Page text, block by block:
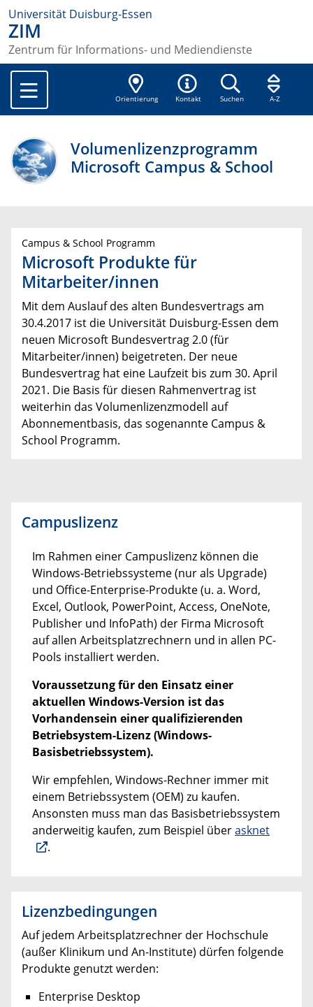
Universität Duisburg-Essen
ZIM
Zentrum für Informations- und Mediendienste
Orientierung Kontakt Suchen A-Z
Volumenlizenzprogramm
Microsoft Campus & School
Campus & School Programm
Microsoft Produkte für
Mitarbeiter/innen
Mit dem Auslauf des alten Bundesvertrags am
30.4.2017 ist die Universität Duisburg-Essen dem
neuen Microsoft Bundesvertrag 2.0 (für
Mitarbeiter/innen) beigetreten. Der neue
Bundesvertrag hat eine Laufzeit bis zum 30. April
2021. Die Basis für diesen Rahmenvertrag ist
weiterhin das Volumenlizenzmodell auf
Abonnementbasis, das sogenannte Campus &
School Programm.
Campuslizenz
Im Rahmen einer Campuslizenz können die
Windows-Betriebssysteme (nur als Upgrade)
und Office-Enterprise-Produkte (u. a. Word,
Excel, Outlook, PowerPoint, Access, OneNote,
Publisher und InfoPath) der Firma Microsoft
auf allen Arbeitsplatzrechnern und in allen PC-
Pools installiert werden.
Voraussetzung für den Einsatz einer
aktuellen Windows-Version ist das
Vorhandensein einer qualifizierenden
Betriebsystem-Lizenz (Windows-
Basisbetriebssystem).
Wir empfehlen, Windows-Rechner immer mit
einem Betriebssystem (OEM) zu kaufen.
Ansonsten muss man das Basisbetriebssystem
anderweitig kaufen, zum Beispiel überasknet
.
Lizenzbedingungen
Auf jedem Arbeitsplatzrechner der Hochschule
(außer Klinikum und An-Institute) dürfen folgende
Produkte genutzt werden:
Enterprise Desktop